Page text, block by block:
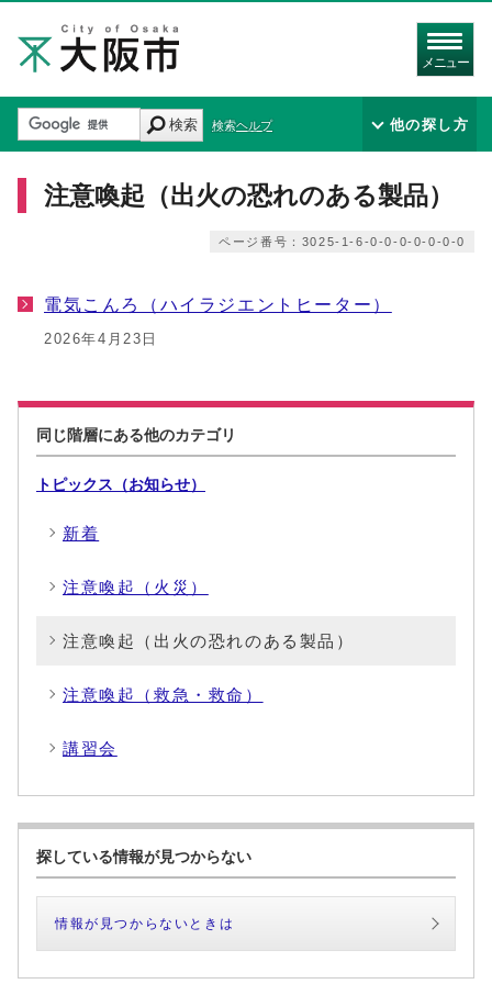
メニュー
検索 検索ヘルプ 他の探し方
注意喚起（出火の恐れのある製品）
ページ番号：3025-1-6-0-0-0-0-0-0-0
電気こんろ（ハイラジエントヒーター）
2026年4月23日
同じ階層にある他のカテゴリ
トピックス（お知らせ）
新着
注意喚起（火災）
注意喚起（出火の恐れのある製品）
注意喚起（救急・救命）
講習会
探している情報が見つからない
情報が見つからないときは